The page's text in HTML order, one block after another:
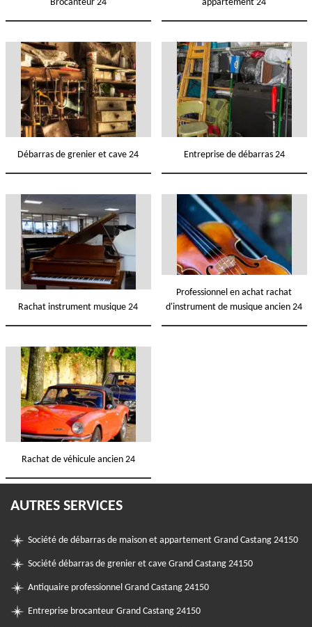
Brocanteur 24
appartement 24
Débarras de grenier et cave 24 Entreprise de débarras 24
Rachat instrument musique 24
Professionnel en achat rachat
d'instrument de musique ancien 24
Rachat de véhicule ancien 24
AUTRES SERVICES
Société de débarras de maison et appartement Grand Castang 24150
Société débarras de grenier et cave Grand Castang 24150
Antiquaire professionnel Grand Castang 24150
Entreprise brocanteur Grand Castang 24150